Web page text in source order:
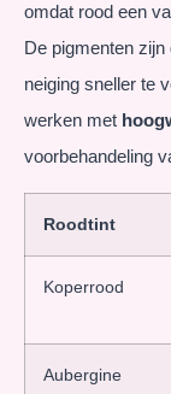
omdat rood een
De pigmenten zijn
neiging sneller te
werken met
voorbehandeling
Roodtint
Koperrood
Aubergine